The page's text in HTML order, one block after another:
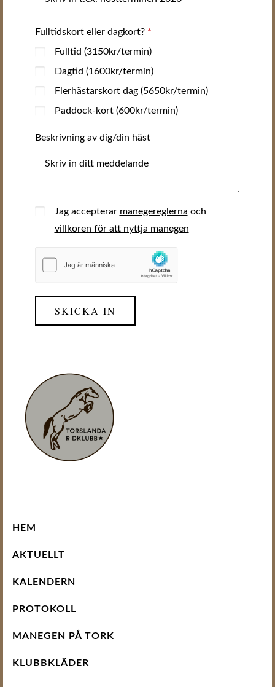
Fulltidskort eller dagkort?
Fulltid (3150kr/termin)
Dagtid (1600kr/termin)
Flerhästarskort dag (5650kr/termin)
Paddock-kort (600kr/termin)
Beskrivning av dig/din häst
Jag accepterar manegereglerna och
villkoren för att nyttja manegen
SKICKA IN
HEM
AKTUELLT
KALENDERN
PROTOKOLL
MANEGEN PÅ TORK
KLUBBKLÄDER